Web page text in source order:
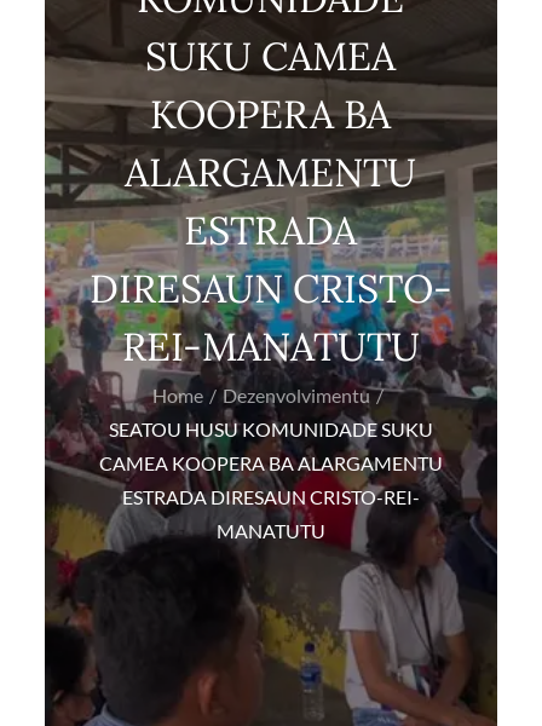
SUKU CAMEA
KOOPERA BA
ALARGAMENTU
ESTRADA
DIRESAUN CRISTO-
REI-MANATUTU
Home
Dezenvolvimentu
SEATOU HUSU KOMUNIDADE SUKU
CAMEA KOOPERA BA ALARGAMENTU
ESTRADA DIRESAUN CRISTO-REI-
MANATUTU